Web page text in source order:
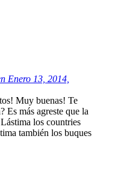
Enero 13, 2014,
Muy buenas! Te
Es más agreste que la
Lástima los countries
también los buques